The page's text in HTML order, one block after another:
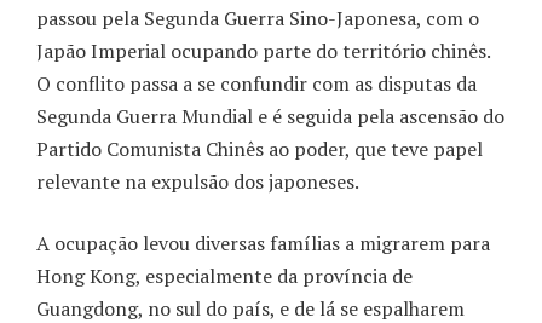
passou pela Segunda Guerra Sino-Japonesa, com o
Japão Imperial ocupando parte do território chinês.
O conflito passa a se confundir com as disputas da
Segunda Guerra Mundial e é seguida pela ascensão do
Partido Comunista Chinês ao poder, que teve papel
relevante na expulsão dos japoneses.
A ocupação levou diversas famílias a migrarem para
Hong Kong, especialmente da província de
Guangdong, no sul do país, e de lá se espalharem